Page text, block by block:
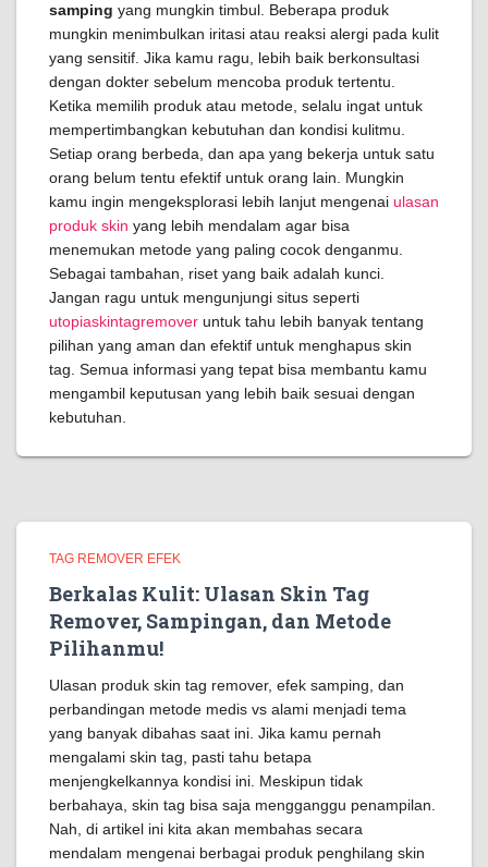
samping yang mungkin timbul. Beberapa produk
mungkin menimbulkan iritasi atau reaksi alergi pada kulit
yang sensitif. Jika kamu ragu, lebih baik berkonsultasi
dengan dokter sebelum mencoba produk tertentu.
Ketika memilih produk atau metode, selalu ingat untuk
mempertimbangkan kebutuhan dan kondisi kulitmu.
Setiap orang berbeda, dan apa yang bekerja untuk satu
orang belum tentu efektif untuk orang lain. Mungkin
kamu ingin mengeksplorasi lebih lanjut mengenai ulasan
produk skin yang lebih mendalam agar bisa
menemukan metode yang paling cocok denganmu.
Sebagai tambahan, riset yang baik adalah kunci.
Jangan ragu untuk mengunjungi situs seperti
utopiaskintagremover untuk tahu lebih banyak tentang
pilihan yang aman dan efektif untuk menghapus skin
tag. Semua informasi yang tepat bisa membantu kamu
mengambil keputusan yang lebih baik sesuai dengan
kebutuhan.
TAG REMOVER EFEK
Berkalas Kulit: Ulasan Skin Tag
Remover, Sampingan, dan Metode
Pilihanmu!
Ulasan produk skin tag remover, efek samping, dan
perbandingan metode medis vs alami menjadi tema
yang banyak dibahas saat ini. Jika kamu pernah
mengalami skin tag, pasti tahu betapa
menjengkelkannya kondisi ini. Meskipun tidak
berbahaya, skin tag bisa saja mengganggu penampilan.
Nah, di artikel ini kita akan membahas secara
mendalam mengenai berbagai produk penghilang skin